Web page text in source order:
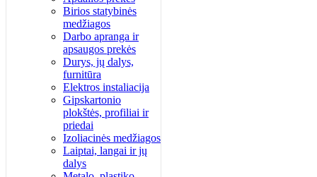
Birios statybinės
medžiagos
Darbo apranga ir
apsaugos prekės
Durys, jų dalys,
furnitūra
Elektros instaliacija
Gipskartonio
plokštės, profiliai ir
priedai
Izoliacinės medžiagos
Laiptai, langai ir jų
dalys